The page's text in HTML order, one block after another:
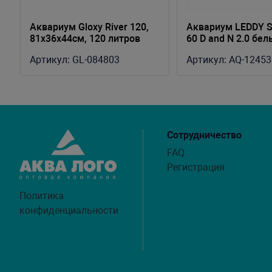
Аквариум Gloxy River 120,
81х36х44см, 120 литров
Артикул: GL-084803
Аквариум LEDDY
60 D and N 2.0
Артикул: AQ-
Политика
конфиденциальности
Сотрудничество
FAQ
Регистрация